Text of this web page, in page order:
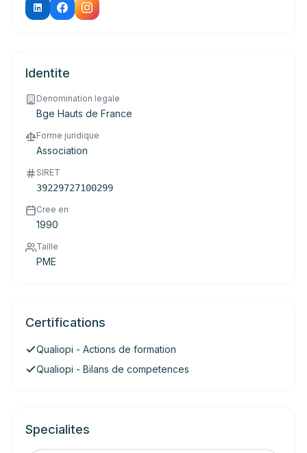
Identite
Denomination legale
Bge Hauts de France
Forme juridique
Association
SIRET
39229727100299
Cree en
1990
Taille
PME
Certifications
Qualiopi - Actions de formation
Qualiopi - Bilans de competences
Specialites